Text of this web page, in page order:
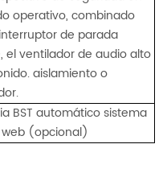
operativo, combinado
de parada
el ventilador de audio alto
aislamiento o
BST automático sistema
(opcional)